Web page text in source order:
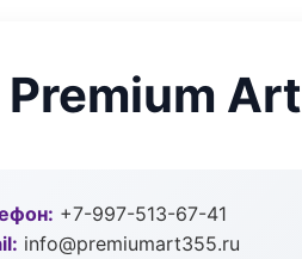
Art
+7-997-513-67-41
info@premiumart355.ru